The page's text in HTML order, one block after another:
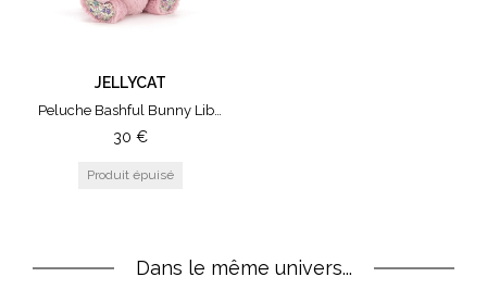
JELLYCAT
Peluche Bashful Bunny Liberty - Medium Tulip
30 €
Dans le même univers...